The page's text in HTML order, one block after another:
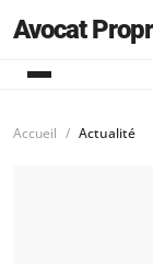
Avocat
Accueil Actualité